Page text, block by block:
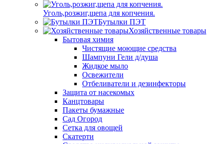
Уголь,розжиг,щепа для копчения.
Бутылки ПЭТ
Хозяйственные товары
Бытовая химия
Чистящие моющие средства
Шампуни Гели д/душа
Жидкое мыло
Освежители
Отбеливатели и дезинфекторы
Защита от насекомых
Канцтовары
Пакеты бумажные
Сад Огород
Сетка для овощей
Скатерти